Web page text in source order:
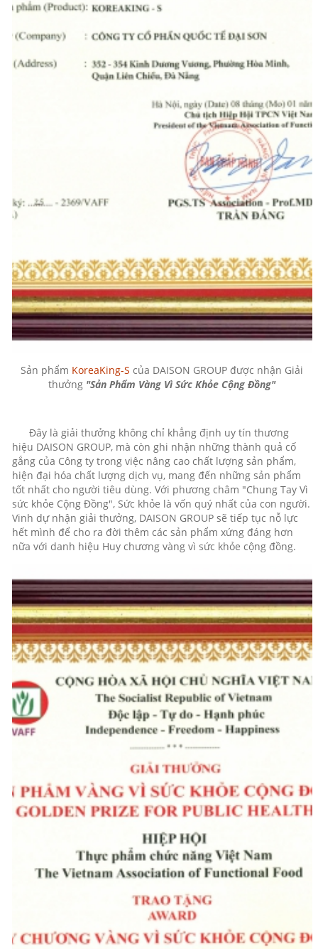
Sản phẩm KoreaKing-S của DAISON GROUP được nhận Giải
thưởng "Sản Phẩm Vàng Vì Sức Khỏe Cộng Đồng"
Đây là giải thưởng không chỉ khẳng định uy tín thương
hiệu DAISON GROUP, mà còn ghi nhận những thành quả cố
gắng của Công ty trong việc nâng cao chất lượng sản phẩm,
hiện đại hóa chất lượng dịch vụ, mang đến những sản phẩm
tốt nhất cho người tiêu dùng. Với phương châm "Chung Tay Vì
sức khỏe Cộng Đồng", Sức khỏe là vốn quý nhất của con người.
Vinh dự nhận giải thưởng, DAISON GROUP sẽ tiếp tục nỗ lực
hết mình để cho ra đời thêm các sản phẩm xứng đáng hơn
nữa với danh hiệu Huy chương vàng vì sức khỏe cộng đồng.